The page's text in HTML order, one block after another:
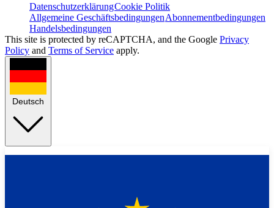
DatenschutzerklärungCookie Politik
Allgemeine GeschäftsbedingungenAbonnementbedingungen
Handelsbedingungen
This site is protected by reCAPTCHA, and the Google Privacy
Policy and Terms of Service apply.
Deutsch